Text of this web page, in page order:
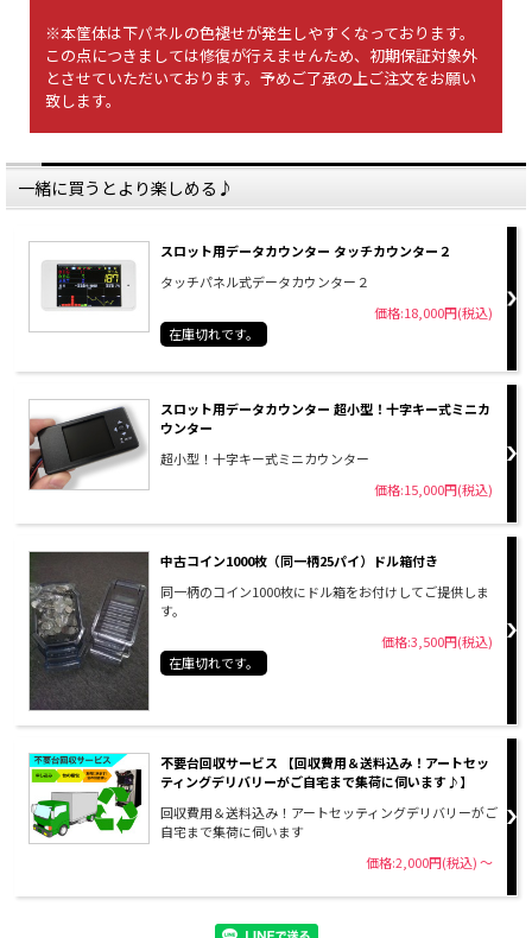
※本筐体は下パネルの色褪せが発生しやすくなっております。
この点につきましては修復が行えませんため、初期保証対象外
とさせていただいております。予めご了承の上ご注文をお願い
致します。
一緒に買うとより楽しめる♪
スロット用データカウンター タッチカウンター２
タッチパネル式データカウンター２
価格:18,000円(税込)
在庫切れです。
スロット用データカウンター 超小型！十字キー式ミニカ
ウンター
超小型！十字キー式ミニカウンター
価格:15,000円(税込)
中古コイン1000枚（同一柄25パイ）ドル箱付き
同一柄のコイン1000枚にドル箱をお付けしてご提供しま
す。
価格:3,500円(税込)
在庫切れです。
不要台回収サービス 【回収費用＆送料込み！アートセッ
ティングデリバリーがご自宅まで集荷に伺います♪】
回収費用＆送料込み！アートセッティングデリバリーがご
自宅まで集荷に伺います
価格:2,000円(税込)～